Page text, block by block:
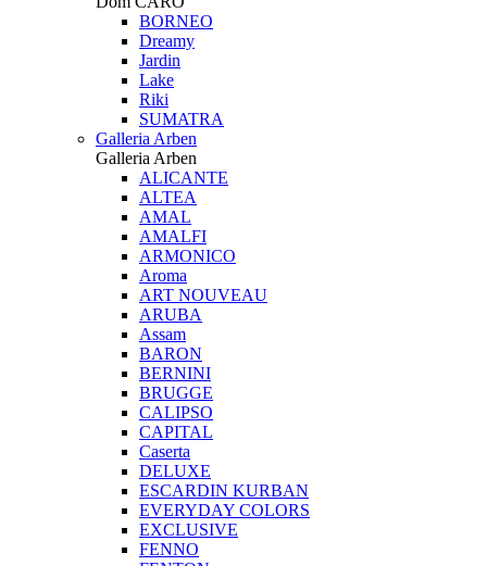
BORNEO
Dreamy
Jardin
Lake
Riki
SUMATRA
Galleria Arben
Galleria Arben
ALICANTE
ALTEA
AMAL
AMALFI
ARMONICO
Aroma
ART NOUVEAU
ARUBA
Assam
BARON
BERNINI
BRUGGE
CALIPSO
CAPITAL
Caserta
DELUXE
ESCARDIN KURBAN
EVERYDAY COLORS
EXCLUSIVE
FENNO